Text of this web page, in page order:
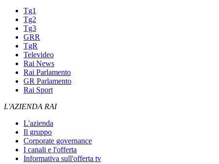
Tg1
Tg2
Tg3
GRR
TgR
Televideo
Rai News
Rai Parlamento
GR Parlamento
Rai Sport
L'AZIENDA RAI
L'azienda
Il gruppo
Corporate governance
I canali e l'offerta
Informativa sull'offerta tv